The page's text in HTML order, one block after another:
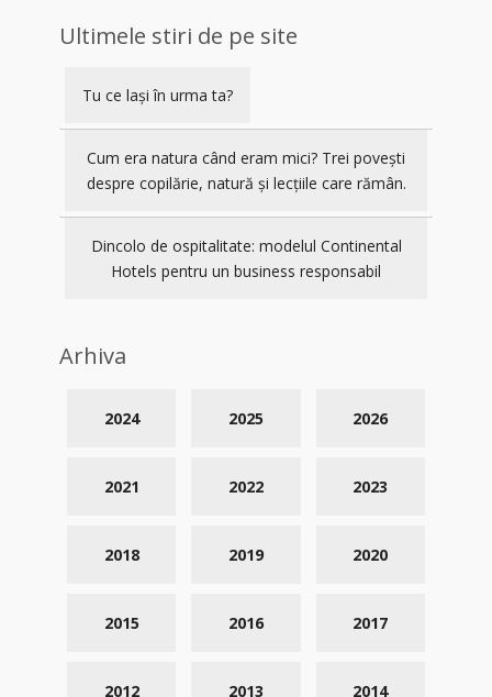
Ultimele stiri de pe site
Tu ce lași în urma ta?
Cum era natura când eram mici? Trei povești
despre copilărie, natură și lecțiile care rămân.
Dincolo de ospitalitate: modelul Continental
Hotels pentru un business responsabil
Arhiva
2026
2025
2024
2023
2022
2021
2020
2019
2018
2017
2016
2015
2014
2013
2012